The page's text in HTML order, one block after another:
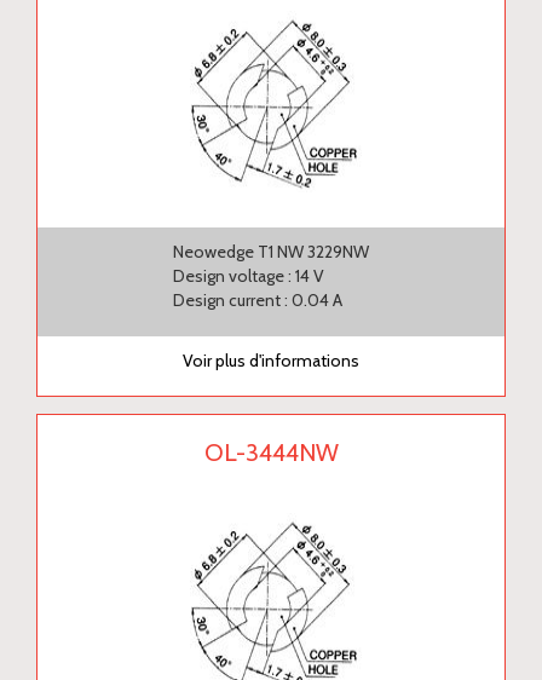
Neowedge T1 NW 3229NW
Design voltage : 14 V
Design current : 0.04 A
Voir plus d'informations
OL-3444NW